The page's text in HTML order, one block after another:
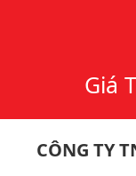
Giá
CÔNG TY